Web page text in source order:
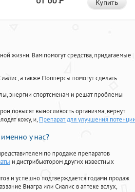
Купить
жизни. Вам помогут средства, придагаемые
а также Попперсы помогут сделать
энергии спортсменам и решат проблемы
повысят выносливость организма, вернут
кожу, и, Препарат для улучшения
у нас?
по продаже препаратов
и дистрибьютором других известных
и успешно подтверждается годами продаж
Виагра или Сиалис в аптеке вслух,